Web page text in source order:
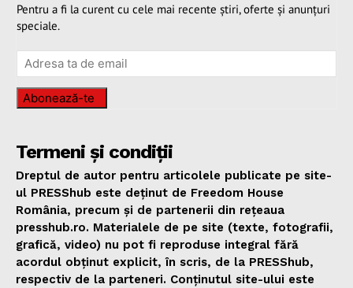
Pentru a fi la curent cu cele mai recente știri, oferte și anunțuri
speciale.
Abonează-te
Termeni și condiții
Dreptul de autor pentru articolele publicate pe site-
ul PRESShub este deținut de Freedom House
România, precum și de partenerii din rețeaua
presshub.ro. Materialele de pe site (texte, fotografii,
grafică, video) nu pot fi reproduse integral fără
acordul obținut explicit, în scris, de la PRESShub,
respectiv de la parteneri. Conținutul site-ului este